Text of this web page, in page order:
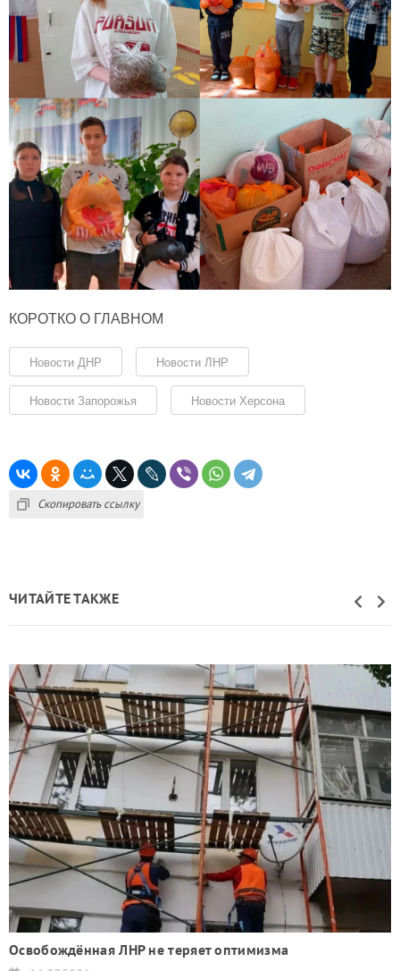
КОРОТКО О ГЛАВНОМ
Новости ДНР Новости ЛНР
Новости Запорожья Новости Херсона
Скопировать ссылку
ЧИТАЙТЕ ТАКЖЕ
Освобождённая ЛНР не теряет оптимизма